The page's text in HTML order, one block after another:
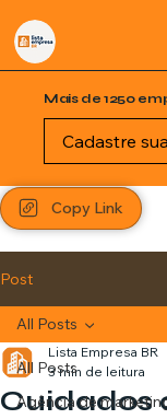
Mais de 1250
Cadastre
Copy Link
Post
All Posts
Agência de
All Posts
Cuidados
Lista Empresa BR
3 min de leitura